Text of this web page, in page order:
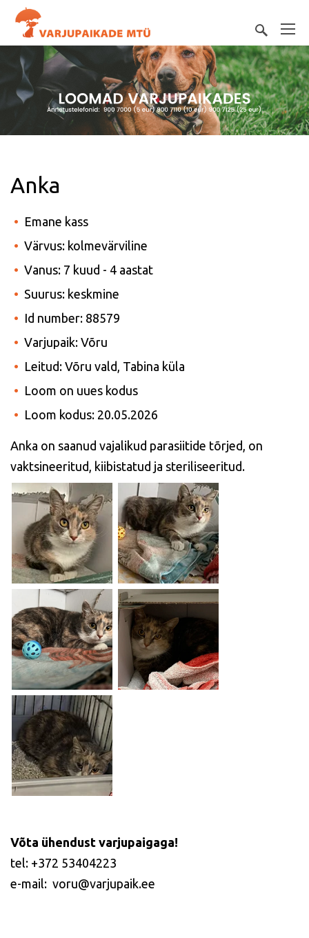
Anka
Emane kass
Värvus: kolmevärviline
Vanus: 7 kuud - 4 aastat
Suurus: keskmine
Id number: 88579
Varjupaik: Võru
Leitud: Võru vald, Tabina küla
Loom on uues kodus
Loom kodus: 20.05.2026
Anka on saanud vajalikud parasiitide tõrjed, on
vaktsineeritud, kiibistatud ja steriliseeritud.
Võta ühendust varjupaigaga!
tel: +372 53404223
e-mail: voru@varjupaik.ee